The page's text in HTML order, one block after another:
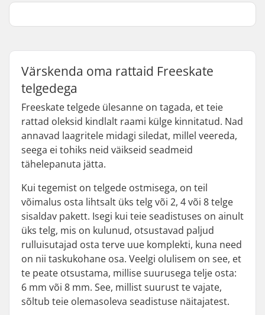
Värskenda oma rattaid Freeskate
telgedega
Freeskate telgede ülesanne on tagada, et teie
rattad oleksid kindlalt raami külge kinnitatud. Nad
annavad laagritele midagi siledat, millel veereda,
seega ei tohiks neid väikseid seadmeid
tähelepanuta jätta.
Kui tegemist on telgede ostmisega, on teil
võimalus osta lihtsalt üks telg või 2, 4 või 8 telge
sisaldav pakett. Isegi kui teie seadistuses on ainult
üks telg, mis on kulunud, otsustavad paljud
rulluisutajad osta terve uue komplekti, kuna need
on nii taskukohane osa. Veelgi olulisem on see, et
te peate otsustama, millise suurusega telje osta:
6 mm või 8 mm. See, millist suurust te vajate,
sõltub teie olemasoleva seadistuse näitajatest.